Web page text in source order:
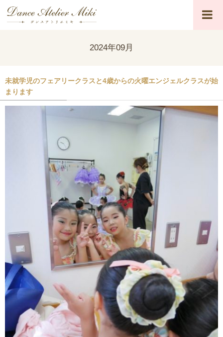
2024年09月
未就学児のフェアリークラスと4歳からの火曜エンジェルクラスが始
まります